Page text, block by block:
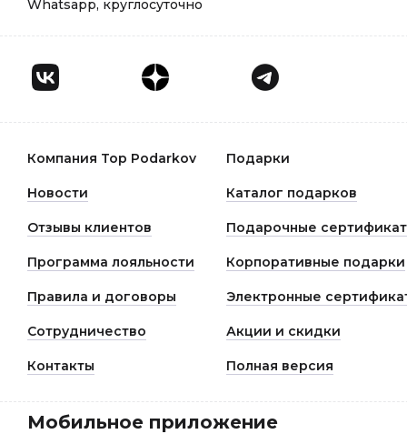
Whatsapp, круглосуточно
Компания Top Podarkov Подарки
Новости Каталог подарков
Отзывы клиентов Подарочные
Программа лояльности Корпоративные подарки
Правила и договоры Электронные
Сотрудничество Акции и скидки
Контакты Полная версия
Мобильное приложение